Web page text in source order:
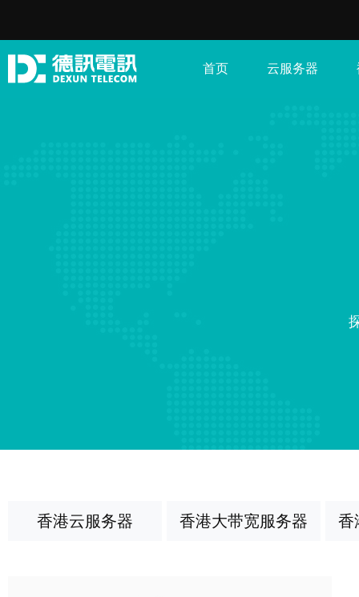
首页 云服务器
香港云服务器 香港大带宽服务器 香